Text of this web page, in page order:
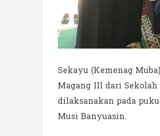
Sekayu (Kemenag
Magang III dari
dilaksanakan pada
Musi Banyuasin.